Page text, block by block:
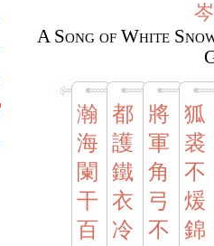
岑
A Song of White
瀚
海
闌
干
百
都
護
鐵
衣
冷
將
軍
角
弓
不
狐
裘
不
煖
錦